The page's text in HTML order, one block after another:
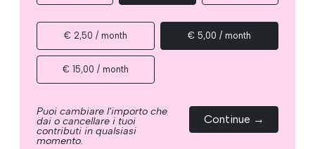
€ 2,50 / month € 5,00 / month
€ 15,00 / month
Puoi cambiare l'importo che
dai o cancellare i tuoi
contributi in qualsiasi
momento.
Continue →